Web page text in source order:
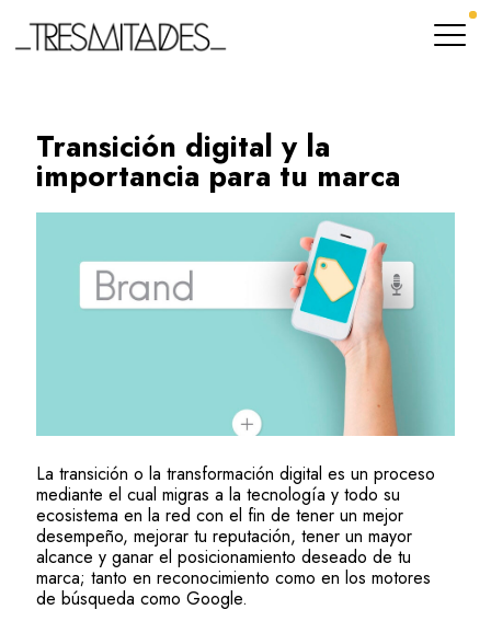
Transición digital y la
importancia para tu marca
La transición o la transformación digital es un proceso
mediante el cual migras a la tecnología y todo su
ecosistema en la red con el fin de tener un mejor
desempeño, mejorar tu reputación, tener un mayor
alcance y ganar el posicionamiento deseado de tu
marca; tanto en reconocimiento como en los motores
de búsqueda como Google.